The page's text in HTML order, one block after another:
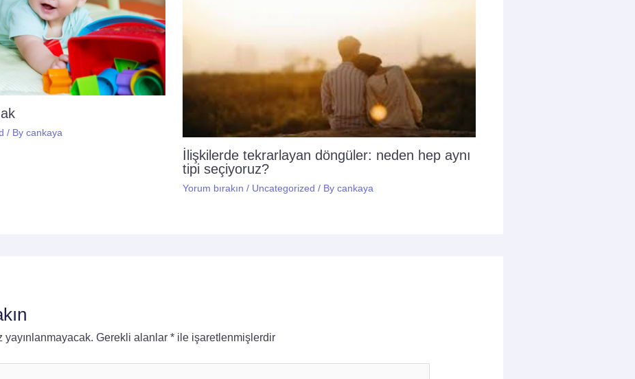
/ By cankaya
İlişkilerde tekrarlayan döngüler: neden hep aynı
tipi seçiyoruz?
Yorum bırakın / Uncategorized / By cankaya
yayınlanmayacak. Gerekli alanlar *ile işaretlenmişlerdir